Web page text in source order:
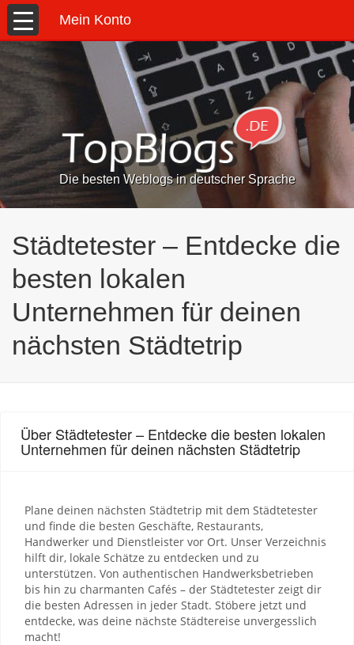
Mein Konto
Die besten Weblogs in deutscher Sprache
Städtetester – Entdecke die
besten lokalen
Unternehmen für deinen
nächsten Städtetrip
Über Städtetester – Entdecke die besten lokalen
Unternehmen für deinen nächsten Städtetrip
Plane deinen nächsten Städtetrip mit dem Städtetester
und finde die besten Geschäfte, Restaurants,
Handwerker und Dienstleister vor Ort. Unser Verzeichnis
hilft dir, lokale Schätze zu entdecken und zu
unterstützen. Von authentischen Handwerksbetrieben
bis hin zu charmanten Cafés – der Städtetester zeigt dir
die besten Adressen in jeder Stadt. Stöbere jetzt und
entdecke, was deine nächste Städtereise unvergesslich
macht!